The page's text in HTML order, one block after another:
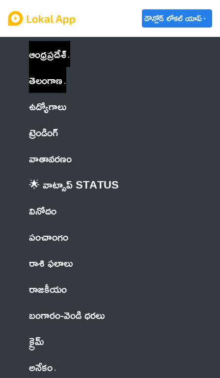
డౌన్లోడ్ లోకల్ యాప్
ఆంధ్రప్రదేశ్
తెలంగాణ
ఉద్యోగాలు
ట్రెండింగ్
వాతావరణం
🌟 వాట్సాప్ STATUS
వినోదం
పంచాంగం
రాశి ఫలాలు
రాజకీయం
బంగారం-వెండి ధరలు
క్రైమ్
అనేకం